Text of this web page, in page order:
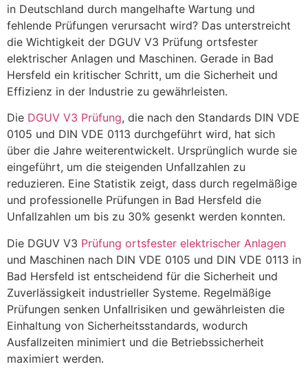
in Deutschland durch mangelhafte Wartung und
fehlende Prüfungen verursacht wird? Das unterstreicht
die Wichtigkeit der DGUV V3 Prüfung ortsfester
elektrischer Anlagen und Maschinen. Gerade in Bad
Hersfeld ein kritischer Schritt, um die Sicherheit und
Effizienz in der Industrie zu gewährleisten.
Die DGUV V3 Prüfung, die nach den Standards DIN VDE
0105 und DIN VDE 0113 durchgeführt wird, hat sich
über die Jahre weiterentwickelt. Ursprünglich wurde sie
eingeführt, um die steigenden Unfallzahlen zu
reduzieren. Eine Statistik zeigt, dass durch regelmäßige
und professionelle Prüfungen in Bad Hersfeld die
Unfallzahlen um bis zu 30% gesenkt werden konnten.
Die DGUV V3 Prüfung ortsfester elektrischer Anlagen
und Maschinen nach DIN VDE 0105 und DIN VDE 0113 in
Bad Hersfeld ist entscheidend für die Sicherheit und
Zuverlässigkeit industrieller Systeme. Regelmäßige
Prüfungen senken Unfallrisiken und gewährleisten die
Einhaltung von Sicherheitsstandards, wodurch
Ausfallzeiten minimiert und die Betriebssicherheit
maximiert werden.